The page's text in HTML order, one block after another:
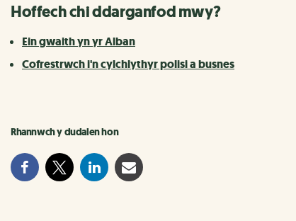
Hoffech chi ddarganfod mwy?
Ein gwaith yn yr Alban
Cofrestrwch i'n cylchlythyr polisi a busnes
Rhannwch y dudalen hon